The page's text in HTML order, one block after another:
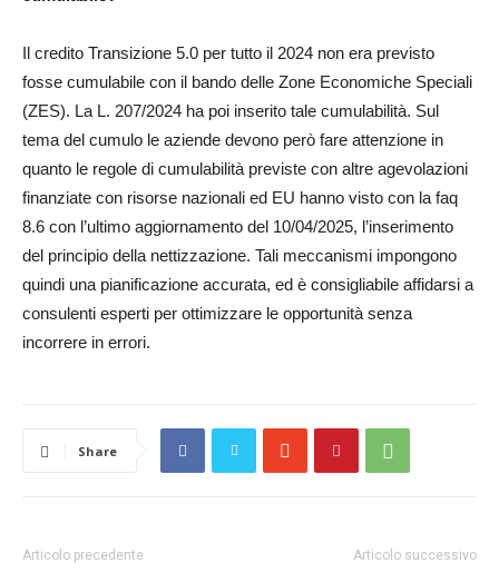
Il credito Transizione 5.0 per tutto il 2024 non era previsto
fosse cumulabile con il bando delle Zone Economiche Speciali
(ZES). La L. 207/2024 ha poi inserito tale cumulabilità. Sul
tema del cumulo le aziende devono però fare attenzione in
quanto le regole di cumulabilità previste con altre agevolazioni
finanziate con risorse nazionali ed EU hanno visto con la faq
8.6 con l’ultimo aggiornamento del 10/04/2025, l’inserimento
del principio della nettizzazione. Tali meccanismi impongono
quindi una pianificazione accurata, ed è consigliabile affidarsi a
consulenti esperti per ottimizzare le opportunità senza
incorrere in errori.
Share
Articolo precedente Articolo successivo